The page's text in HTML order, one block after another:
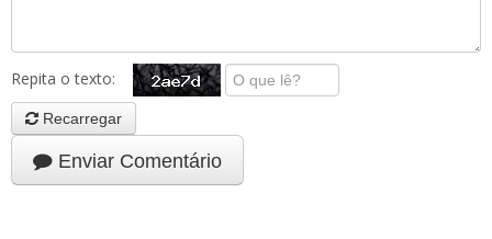
Repita o texto:
Recarregar
Enviar Comentário